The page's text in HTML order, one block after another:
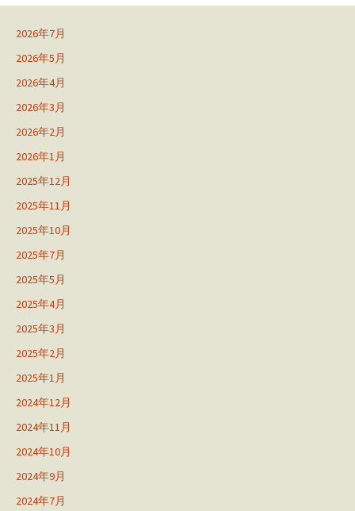
2026年7月
2026年5月
2026年4月
2026年3月
2026年2月
2026年1月
2025年12月
2025年11月
2025年10月
2025年7月
2025年5月
2025年4月
2025年3月
2025年2月
2025年1月
2024年12月
2024年11月
2024年10月
2024年9月
2024年7月